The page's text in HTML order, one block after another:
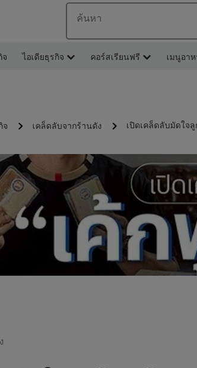
ค้นหา
จ ไอเดียธุรกิจ คอร์สเรียนฟรี เมนูอา
จ เคล็ดลับจากร้านดัง เปิดเคล็ดลับมัดใจ